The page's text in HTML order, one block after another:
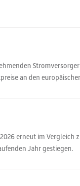
an den
erneut im Vergleich
Jahr gestiegen.